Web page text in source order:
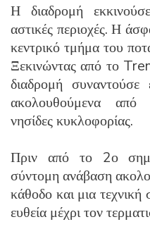
Η διαδρομή
αστικές περιοχές.Η
κεντρικό τμήμα του
Ξεκινώντας από το
διαδρομή συναντούσε
ακολουθούμενα από
νησίδες κυκλοφορίας.
Πριν από το 2ο
σύντομη ανάβαση
κάθοδο και μια
ευθεία μέχρι τον